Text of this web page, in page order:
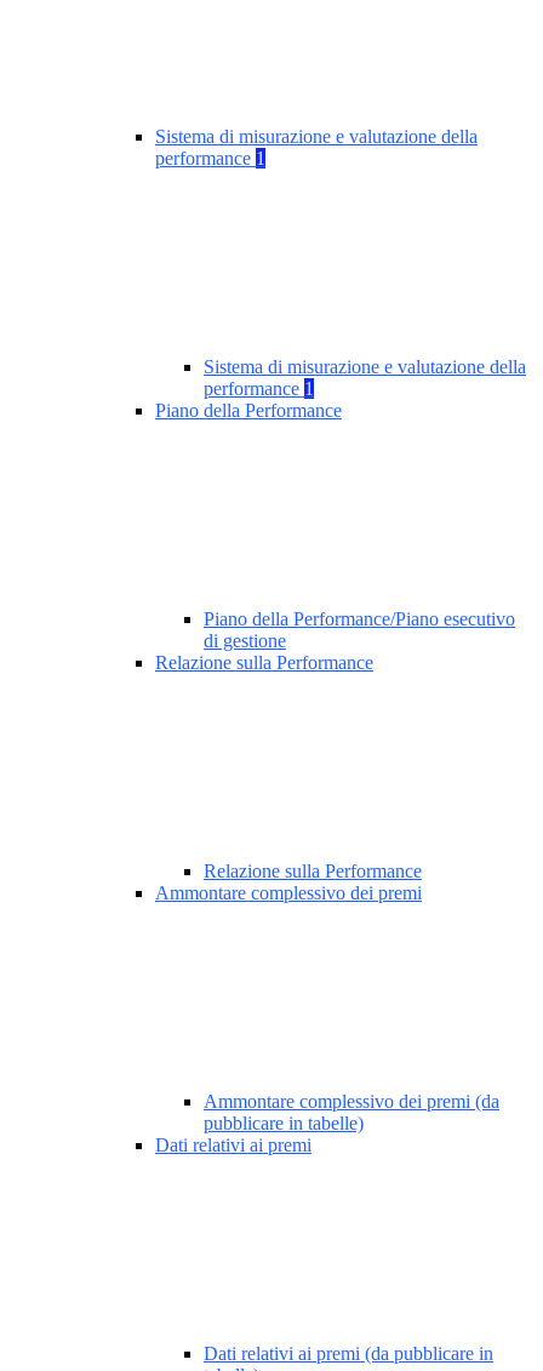
Sistema di misurazione e valutazione della
performance 1
Sistema di misurazione e valutazione della
performance 1
Piano della Performance
Piano della Performance/Piano esecutivo
di gestione
Relazione sulla Performance
Relazione sulla Performance
Ammontare complessivo dei premi
Ammontare complessivo dei premi (da
pubblicare in tabelle)
Dati relativi ai premi
Dati relativi ai premi (da pubblicare in